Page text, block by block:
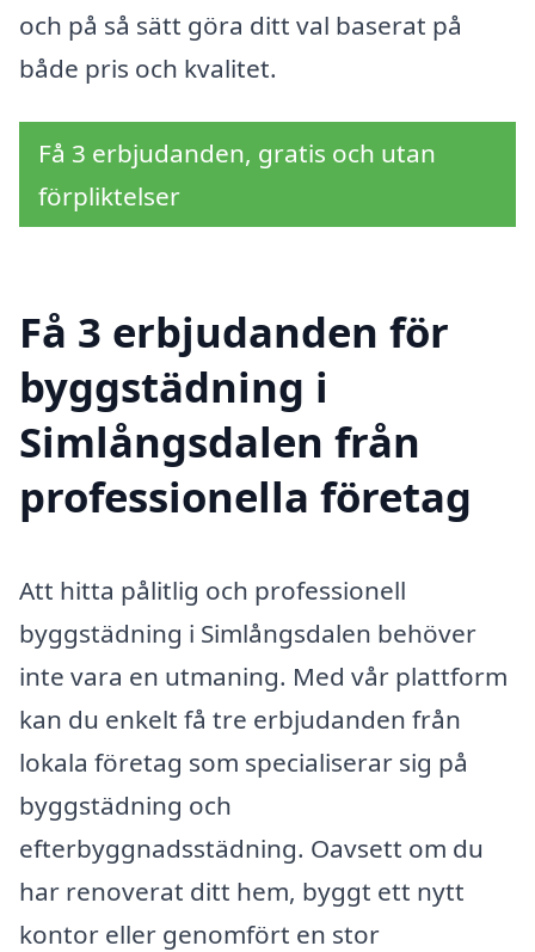
och på så sätt göra ditt val baserat på
både pris och kvalitet.
Få 3 erbjudanden, gratis och utan
förpliktelser
Få 3 erbjudanden för
byggstädning i
Simlångsdalen från
professionella företag
Att hitta pålitlig och professionell
byggstädning i Simlångsdalen behöver
inte vara en utmaning. Med vår plattform
kan du enkelt få tre erbjudanden från
lokala företag som specialiserar sig på
byggstädning och
efterbyggnadsstädning. Oavsett om du
har renoverat ditt hem, byggt ett nytt
kontor eller genomfört en stor